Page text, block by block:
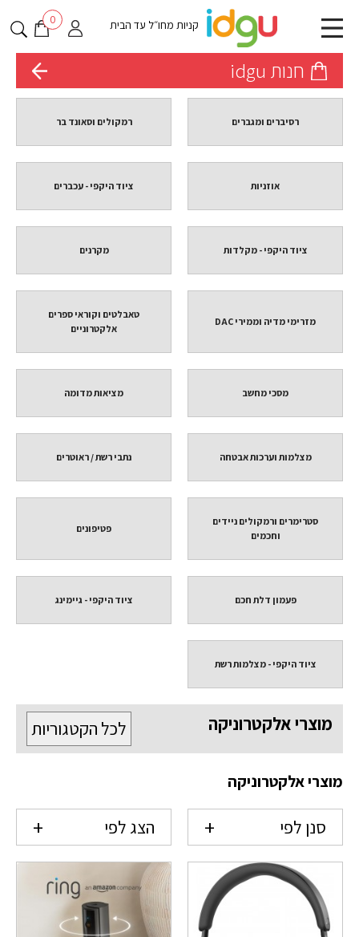
קניות מחו״ל עד הבית 0
חנות idgu
רסיברים ומגברים רמקולים וסאונד בר
אוזניות ציוד היקפי - עכברים
ציוד היקפי - מקלדות מקרנים
מזרימי מדיה וממירי DAC
טאבלטים וקוראי ספרים
אלקטרוניים
מסכי מחשב מציאות מדומה
מצלמות וערכות אבטחה נתבי רשת / ראוטרים
סטרימרים ורמקולים ניידים
וחכמים
פטיפונים
פעמון דלת חכם ציוד היקפי - גיימינג
ציוד היקפי - מצלמות רשת
לכל הקטגוריות מוצרי אלקטרוניקה
מוצרי אלקטרוניקה
סנן לפי הצג לפי